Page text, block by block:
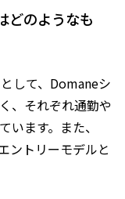
どのようなも
して、Domaneシ
、それぞれ通勤や
います。また、
ントリーモデルと